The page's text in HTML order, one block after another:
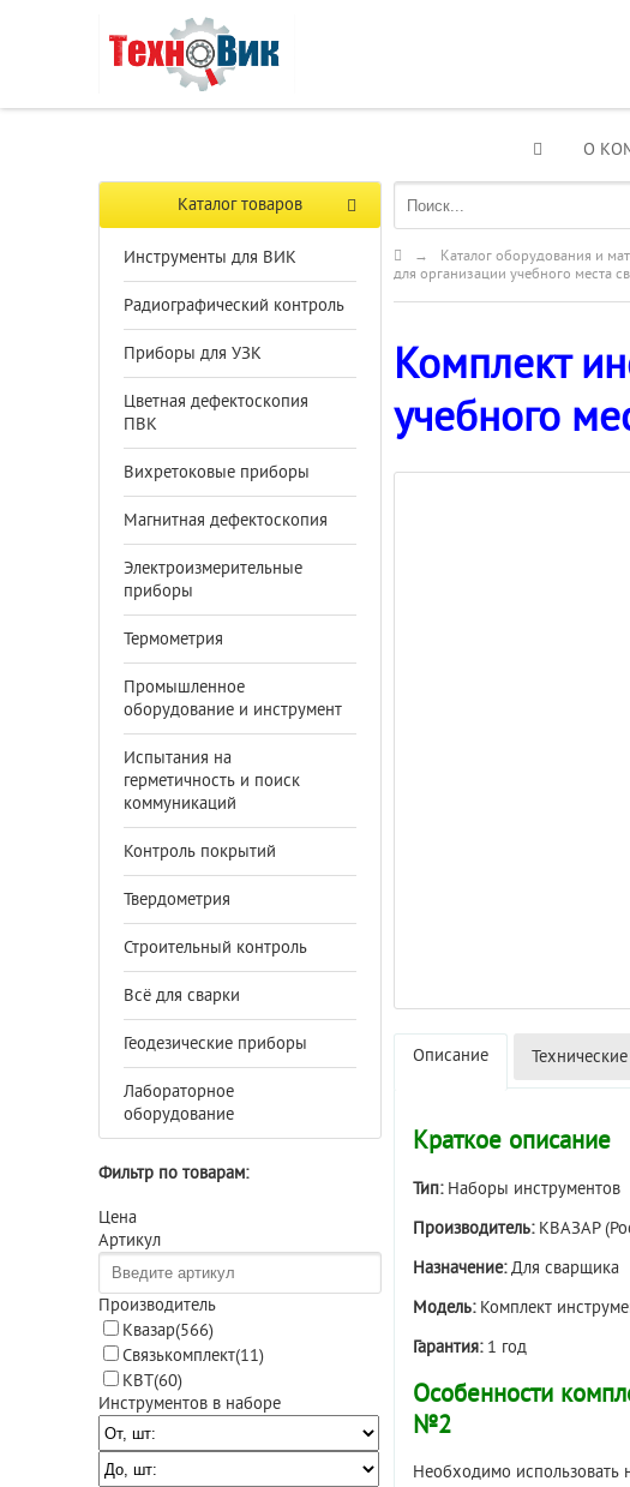
О
Каталог товаров
Инструменты для ВИК
Радиографический контроль
Приборы для УЗК
Цветная дефектоскопия
ПВК
Вихретоковые приборы
Магнитная дефектоскопия
Электроизмерительные
приборы
Термометрия
Промышленное
оборудование и инструмент
Испытания на
герметичность и поиск
коммуникаций
Контроль покрытий
Твердометрия
Строительный контроль
Всё для сварки
Геодезические приборы
Лабораторное
оборудование
Фильтр по товарам:
Цена
Артикул
Производитель
Квазар(566)
Связькомплект(11)
КВТ(60)
Инструментов в наборе
→ Каталог оборудования и
для организации учебного места
Комплект
учебного
Описание
Краткое описание
Тип: Наборы инструментов
Производитель:КВАЗАР
Назначение: Для сварщика
Модель:Комплект
Гарантия:1 год
Особенности
№2
Необходимо использовать